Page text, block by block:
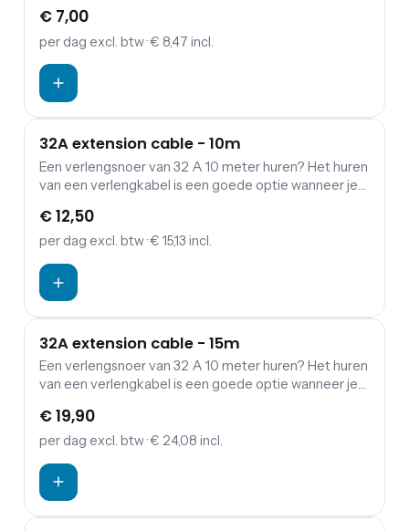
aggregaten.
€ 7,00
per dag excl. btw· € 8,47 incl.
32A extension cable - 10m
Een verlengsnoer van 32 A 10 meter huren? Het huren
van een verlengkabel is een goede optie wanneer je
aggregaten.
€ 12,50
per dag excl. btw· € 15,13 incl.
32A extension cable - 15m
Een verlengsnoer van 32 A 10 meter huren? Het huren
van een verlengkabel is een goede optie wanneer je
aggregaten.
€ 19,90
per dag excl. btw· € 24,08 incl.